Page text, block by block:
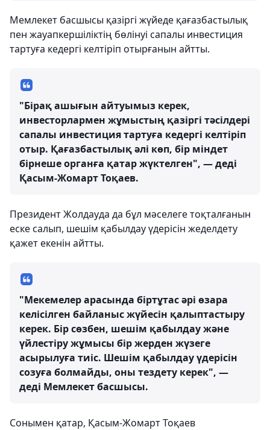
Мемлекет басшысы қазіргі жүйеде қағазбастылық
пен жауапкершіліктің бөлінуі сапалы инвестиция
тартуға кедергі келтіріп отырғанын айтты.
"Бірақ ашығын айтуымыз керек,
инвесторлармен жұмыстың қазіргі тәсілдері
сапалы инвестиция тартуға кедергі келтіріп
отыр. Қағазбастылық әлі көп, бір міндет
бірнеше органға қатар жүктелген", — деді
Қасым-Жомарт Тоқаев.
Президент Жолдауда да бұл мәселеге тоқталғанын
еске салып, шешім қабылдау үдерісін жеделдету
қажет екенін айтты.
"Мекемелер арасында біртұтас әрі өзара
келісілген байланыс жүйесін қалыптастыру
керек. Бір сөзбен, шешім қабылдау және
үйлестіру жұмысы бір жерден жүзеге
асырылуға тиіс. Шешім қабылдау үдерісін
созуға болмайды, оны тездету керек", —
деді Мемлекет басшысы.
Сонымен қатар, Қасым-Жомарт Тоқаев